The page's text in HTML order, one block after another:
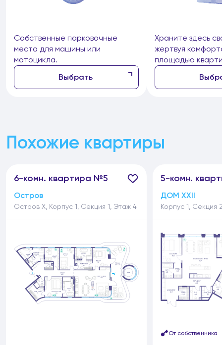
Собственные парковочные
места для машины или
мотоцикла.
Выбрать
Храните здесь
жертвуя
площадью
Похожие квартиры
6-комн. квартира №5
Остров
Остров Х, Корпус 1, Секция 1, Этаж 4
5-комн.
ДОМ XXII
Корпус 1, Секция
От собственника